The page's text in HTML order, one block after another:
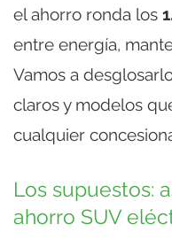
el ahorro ronda los
entre energía,
Vamos a
claros y modelos
cualquier
Los supuestos:
ahorro SUV